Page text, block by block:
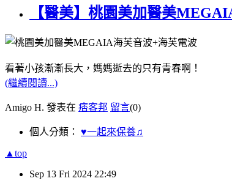
【醫美】桃園美加醫美
看著小孩漸漸長大，媽媽逝去的只有青春啊！
(繼續閱讀...)
Amigo H. 發表在 痞客邦 留言(0)
個人分類： ♥一起來保養♫
▲top
Sep 13 Fri 2024 22:49